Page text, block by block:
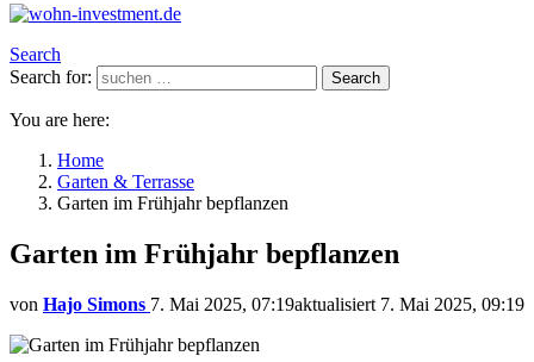
Search
Search for:
Search
You are here:
Home
Garten & Terrasse
Garten im Frühjahr bepflanzen
Garten im Frühjahr bepflanzen
von Hajo Simons 7. Mai 2025, 07:19aktualisiert 7. Mai 2025, 09:19